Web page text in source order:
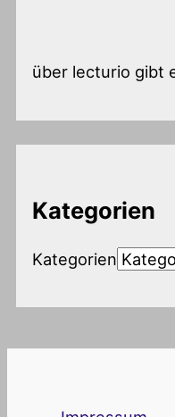
über lecturio gibt
Kategorien
Kategorien